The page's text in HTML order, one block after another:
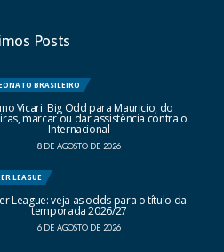
Posts
BRASILEIRO
Vicari: Big Odd para Mauricio, do
marcar ou dar assistência contra o
Internacional
8 DE AGOSTO DE 2026
LEAGUE
League: veja as odds para o título da
temporada 2026/27
6 DE AGOSTO DE 2026